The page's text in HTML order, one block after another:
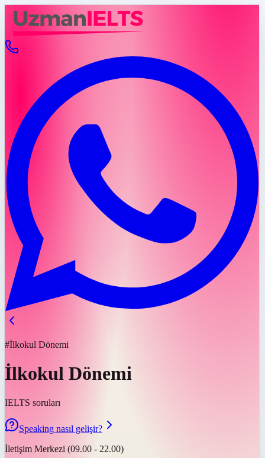
#İlkokul Dönemi
İlkokul Dönemi
IELTS soruları
Speaking nasıl gelişir?
İletişim Merkezi (09.00 - 22.00)